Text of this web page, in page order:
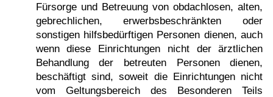
Fürsorge und Betreuung von obdachlosen, alten,
gebrechlichen, erwerbsbeschränkten oder
sonstigen hilfsbedürftigen Personen dienen, auch
wenn diese Einrichtungen nicht der ärztlichen
Behandlung der betreuten Personen dienen,
beschäftigt sind, soweit die Einrichtungen nicht
vom Geltungsbereich des Besonderen Teils